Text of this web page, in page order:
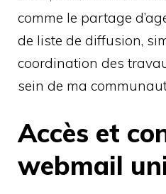
comme le partage
de liste de diffusion,
coordination des
sein de ma
Accès et
webmail